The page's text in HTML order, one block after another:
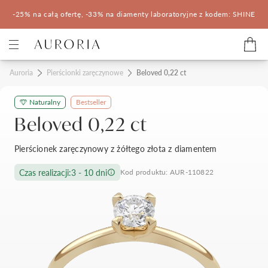
-25% na całą ofertę, -33% na diamenty laboratoryjne z kodem: SHINE
Kategorie
Pierścionki zaręczynowe
Pomocne
Konfigurator 3D
Salony Auroria
Salon Auroria Arkadia
Korzyści z zakupu
Auroria Pierścionki zaręczynowe Beloved 0,22 ct
Naturalny Bestseller
Beloved 0,22 ct
Pierścionek zaręczynowy z żółtego złota z diamentem
Czas realizacji:3 - 10 dni Kod produktu: AUR-110822